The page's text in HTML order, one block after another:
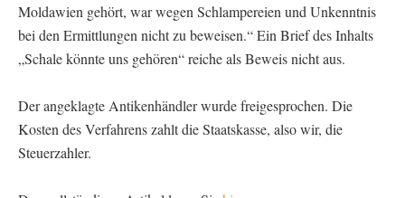
Moldawien gehört, war wegen Schlampereien und Unkenntnis
bei den Ermittlungen nicht zu beweisen.“ Ein Brief des Inhalts
„Schale könnte uns gehören“ reiche als Beweis nicht aus.
Der angeklagte Antikenhändler wurde freigesprochen. Die
Kosten des Verfahrens zahlt die Staatskasse, also wir, die
Steuerzahler.